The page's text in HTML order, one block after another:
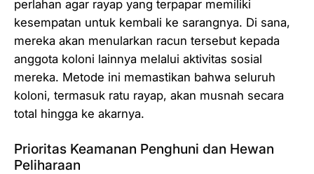
perlahan agar rayap yang terpapar memiliki
kesempatan untuk kembali ke sarangnya. Di sana,
mereka akan menularkan racun tersebut kepada
anggota koloni lainnya melalui aktivitas sosial
mereka. Metode ini memastikan bahwa seluruh
koloni, termasuk ratu rayap, akan musnah secara
total hingga ke akarnya.
Prioritas Keamanan Penghuni dan Hewan
Peliharaan